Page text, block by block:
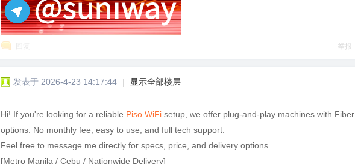
举报
发表于 2026-4-23 14:17:44 | 显示全部楼层
Hi! If you're looking for a reliable Piso WiFi setup, we offer plug-and-play machines with Fiber
options. No monthly fee, easy to use, and full tech support.
Feel free to message me directly for specs, price, and delivery options
[Metro Manila / Cebu / Nationwide Delivery]